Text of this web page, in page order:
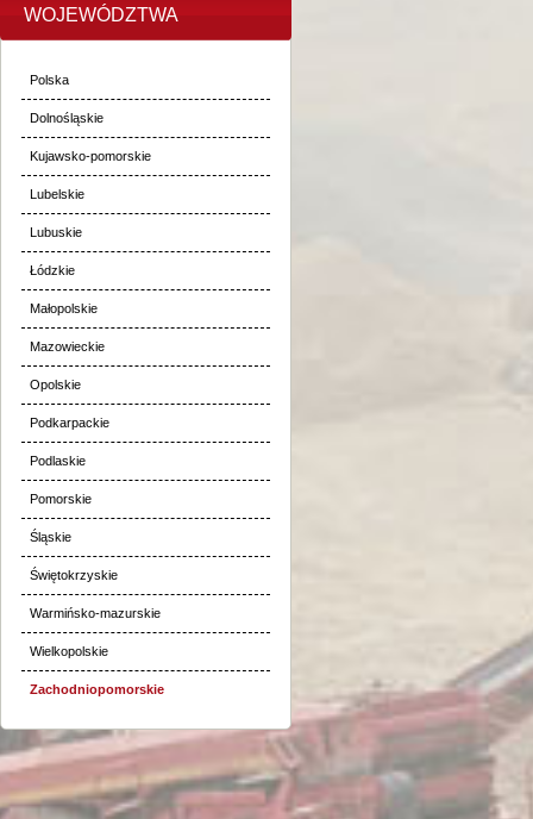
WOJEWÓDZTWA
Polska
Dolnośląskie
Kujawsko-pomorskie
Lubelskie
Lubuskie
Łódzkie
Małopolskie
Mazowieckie
Opolskie
Podkarpackie
Podlaskie
Pomorskie
Śląskie
Świętokrzyskie
Warmińsko-mazurskie
Wielkopolskie
Zachodniopomorskie